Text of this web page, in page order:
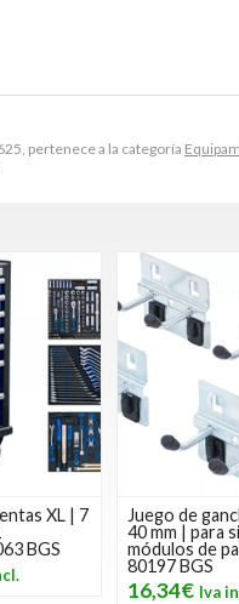
pertenece a la categoría
XL | 7
BGS
Juego de
40 mm | para
módulos de
80197 BGS
16,34€